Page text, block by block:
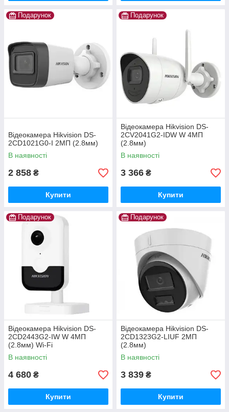
Подарунок
Відеокамера Hikvision DS-
2CD1021G0-I 2МП (2.8мм)
В наявності
2 858 ₴
Купити
Подарунок
Відеокамера Hikvision DS-
2CV2041G2-IDW W 4МП
(2.8мм)
В наявності
3 366 ₴
Купити
Подарунок
Відеокамера Hikvision DS-
2CD2443G2-IW W 4МП
(2.8мм) Wi-Fi
В наявності
4 680 ₴
Купити
Подарунок
Відеокамера Hikvision DS-
2CD1323G2-LIUF 2МП
(2.8мм)
В наявності
3 839 ₴
Купити